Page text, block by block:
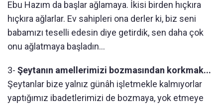
Ebu Hazım da başlar ağlamaya. İkisi birden hıçkıra
hıçkıra ağlarlar. Ev sahipleri ona derler ki, biz seni
babamızı teselli edesin diye getirdik, sen daha çok
onu ağlatmaya başladın...
3- Şeytanın amellerimizi bozmasından korkmak...
Şeytanlar bize yalnız günâh işletmekle kalmıyorlar
yaptığımız ibadetlerimizi de bozmaya, yok etmeye